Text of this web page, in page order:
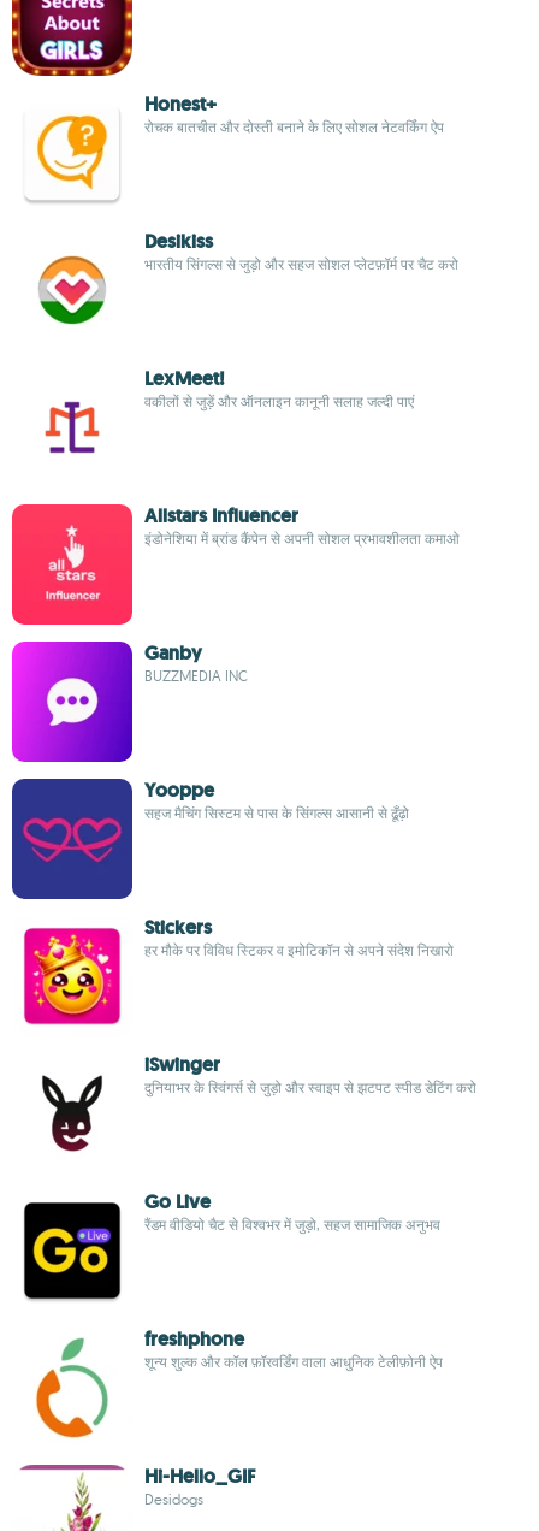
Honest+
रोचक बातचीत और दोस्ती बनाने के लिए सोशल नेटवर्किंग ऐप
Desikiss
भारतीय सिंगल्स से जुड़ो और सहज सोशल प्लेटफ़ॉर्म पर चैट करो
LexMeet!
वकीलों से जुड़ें और ऑनलाइन कानूनी सलाह जल्दी पाएं
Allstars Influencer
इंडोनेशिया में ब्रांड कैंपेन से अपनी सोशल प्रभावशीलता कमाओ
Ganby
BUZZMEDIA INC
Yooppe
सहज मैचिंग सिस्टम से पास के सिंगल्स आसानी से ढूँढ़ो
Stickers
हर मौके पर विविध स्टिकर व इमोटिकॉन से अपने संदेश निखारो
iSwinger
दुनियाभर के स्विंगर्स से जुड़ो और स्वाइप से झटपट स्पीड डेटिंग करो
Go Live
रैंडम वीडियो चैट से विश्वभर में जुड़ो, सहज सामाजिक अनुभव
freshphone
शून्य शुल्क और कॉल फ़ॉरवर्डिंग वाला आधुनिक टेलीफ़ोनी ऐप
Hi-Hello_GIF
Desidogs